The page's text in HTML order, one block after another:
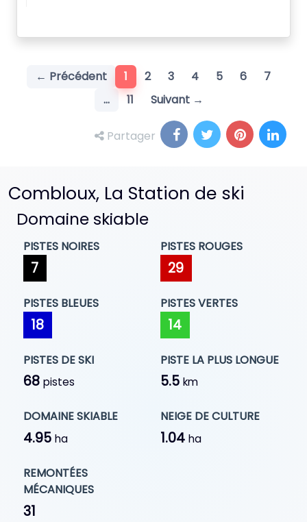
← Précédent 1 (current)
2 3 4 5 6
7
…
11 Suivant →
Partager
Combloux, La Station de ski
Domaine skiable
PISTES NOIRES
7
PISTES ROUGES
29
PISTES BLEUES
18
PISTES VERTES
14
PISTES DE SKI
68 pistes
PISTE LA PLUS LONGUE
5.5 km
DOMAINE SKIABLE
4.95 ha
NEIGE DE CULTURE
1.04 ha
REMONTÉES
MÉCANIQUES
31